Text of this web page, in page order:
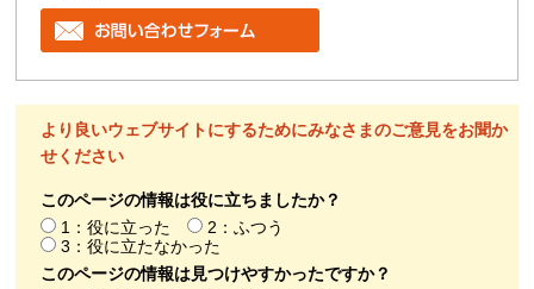
より良いウェブサイトにするためにみなさまのご意見をお聞か
せください
このページの情報は役に立ちましたか？
1：役に立った
2：ふつう
3：役に立たなかった
このページの情報は見つけやすかったですか？